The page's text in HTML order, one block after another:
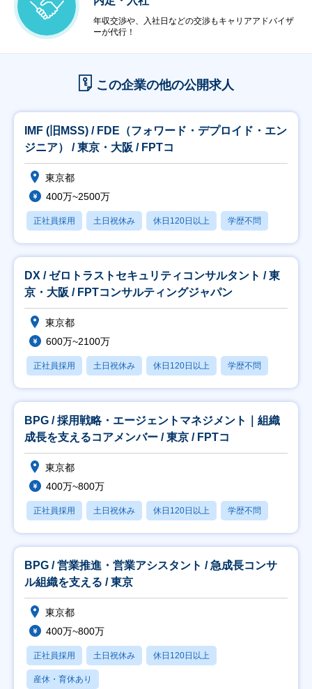
年収交渉や、入社日などの交渉もキャリアアドバイザ
ーが代行！
この企業の他の公開求人
IMF (旧MSS) / FDE（フォワード・デプロイド・エン
ジニア） / 東京・大阪 / FPTコ
東京都
400万~2500万
正社員採用 土日祝休み 休日120日以上 学歴不問
DX / ゼロトラストセキュリティコンサルタント / 東
京・大阪 / FPTコンサルティングジャパン
東京都
600万~2100万
正社員採用 土日祝休み 休日120日以上 学歴不問
BPG / 採用戦略・エージェントマネジメント｜組織
成長を支えるコアメンバー / 東京 / FPTコ
東京都
400万~800万
正社員採用 土日祝休み 休日120日以上 学歴不問
BPG / 営業推進・営業アシスタント / 急成長コンサ
ル組織を支える / 東京
東京都
400万~800万
正社員採用 土日祝休み 休日120日以上
産休・育休あり